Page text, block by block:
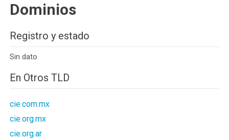
Dominios
Registro y estado
Sin dato
En Otros TLD
cie.com.mx
cie.org.mx
cie.org.ar